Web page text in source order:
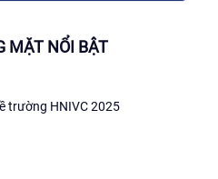
MẶT NỔI BẬT
trường HNIVC 2025